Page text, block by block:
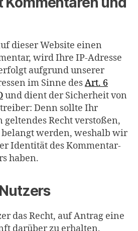
dieser Website einen
wird Ihre IP-Adresse
aufgrund unserer
im Sinne desArt. 6
und dient der Sicherheit von
Denn sollte Ihr
geltendes Recht verstoßen,
werden, weshalb wir
Identität des Kommentar-
haben.
das Recht, auf Antrag eine